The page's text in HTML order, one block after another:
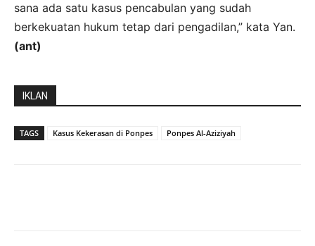
sana ada satu kasus pencabulan yang sudah
berkekuatan hukum tetap dari pengadilan,” kata Yan.
(ant)
IKLAN
TAGS Kasus Kekerasan di Ponpes Ponpes Al-Aziziyah